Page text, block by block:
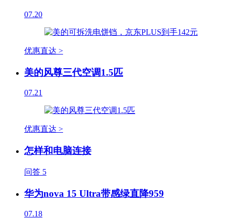
07.20
优惠直达 >
美的风尊三代空调1.5匹
07.21
优惠直达 >
怎样和电脑连接
问答 5
华为nova 15 Ultra带感绿直降959
07.18